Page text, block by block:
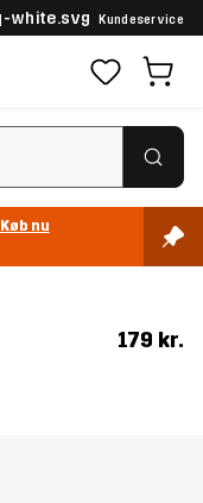
Kundeservice
Køb nu
179 kr.